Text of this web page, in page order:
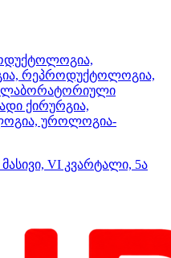
რეპროდუქტოლოგია,
ლაბორატორიული
ქირურგია,
უროლოგია-
VI კვარტალი, 5ა